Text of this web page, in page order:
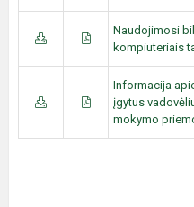
Naudojimosi
kompiuteriais
Informacija
įgytus
mokymo